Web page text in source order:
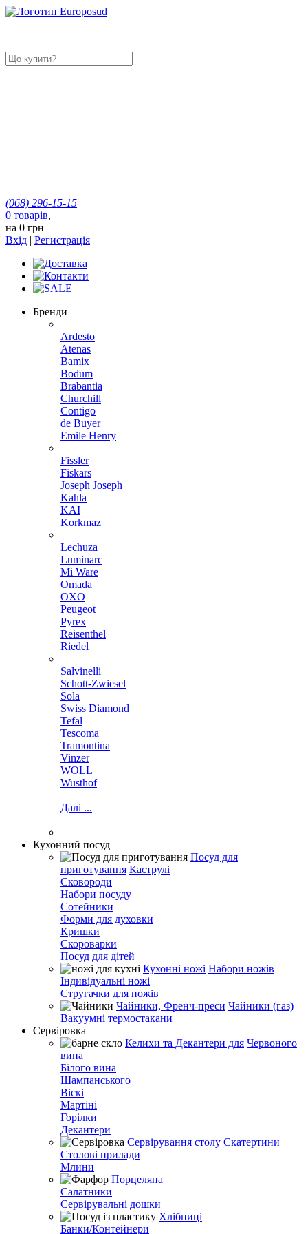
(068) 296-15-15
0 товарів,
на 0 грн
Вхід | Регистрація
Бренди
Ardesto
Atenas
Bamix
Bodum
Brabantia
Churchill
Contigo
de Buyer
Emile Henry
Fissler
Fiskars
Joseph Joseph
Kahla
KAI
Korkmaz
Lechuza
Luminarc
Mi Ware
Omada
OXO
Peugeot
Pyrex
Reisenthel
Riedel
Salvinelli
Schott-Zwiesel
Sola
Swiss Diamond
Tefal
Tescoma
Tramontina
Vinzer
WOLL
Wusthof
Далі ...
Кухонний посуд
Посуд для
приготування Каструлі
Сковороди
Набори посуду
Сотейники
Форми для духовки
Кришки
Скороварки
Посуд для дітей
Кухонні ножі Набори ножів
Індивідуальні ножі
Стругачки для ножів
Чайники, Френч-преси Чайники (газ)
Вакуумні термостакани
Сервіровка
Келихи та Декантери для Червоного
вина
Білого вина
Шампанського
Віскі
Мартіні
Горілки
Декантери
Сервірування столу Скатертини
Столові прилади
Млини
Порцеляна
Салатники
Сервірувальні дошки
Хлібниці
Банки/Контейнери